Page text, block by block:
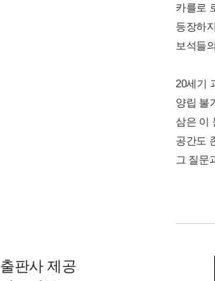
카를로
등장하
보석들
20세기
양립 불
삼은 이
공간도
그 질문
출판사 제공